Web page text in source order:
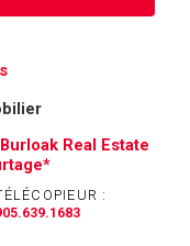
inscription
Real Estate
: